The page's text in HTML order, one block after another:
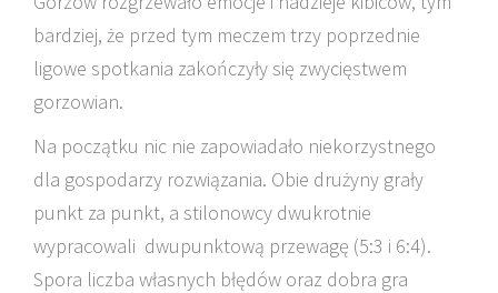
bardziej, że przed tym meczem trzy poprzednie
ligowe spotkania zakończyły się zwycięstwem
gorzowian.
Na początku nic nie zapowiadało niekorzystnego
dla gospodarzy rozwiązania. Obie drużyny grały
punkt za punkt, a stilonowcy dwukrotnie
wypracowali dwupunktową przewagę (5:3 i 6:4).
Spora liczba własnych błędów oraz dobra gra